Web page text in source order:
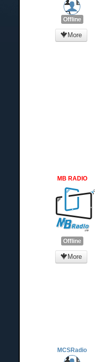
Offline
More
MB RADIO
Offline
More
MCSRadio